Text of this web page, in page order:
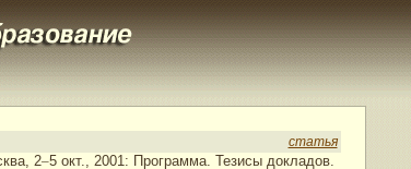
статья
2–5 окт., 2001: Программа. Тезисы докладов.